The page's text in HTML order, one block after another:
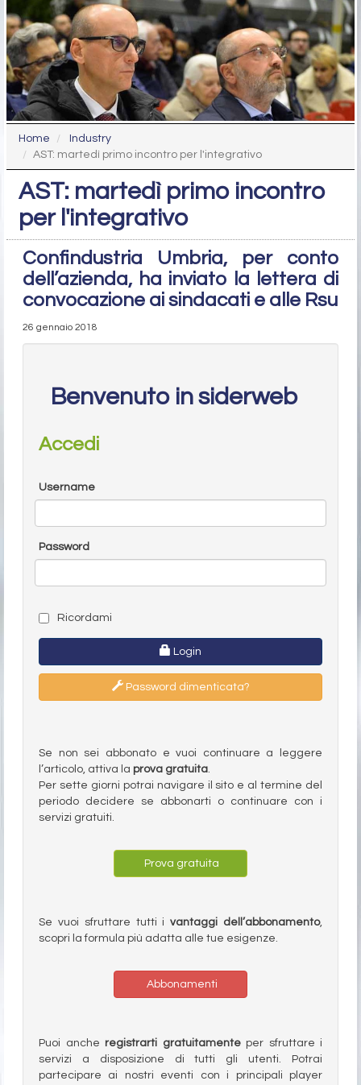
Home
Industry
AST: martedì primo incontro per l'integrativo
AST: martedì primo incontro
per l'integrativo
Confindustria Umbria, per conto
dell’azienda, ha inviato la lettera di
convocazione ai sindacati e alle Rsu
26 gennaio 2018
Benvenuto in siderweb
Accedi
Username
Password
Ricordami
Login
Password dimenticata?
Se non sei abbonato e vuoi continuare a leggere
l’articolo, attiva la prova gratuita.
Per sette giorni potrai navigare il sito e al termine del
periodo decidere se abbonarti o continuare con i
servizi gratuiti.
Prova gratuita
Se vuoi sfruttare tutti ivantaggi dell’abbonamento,
scopri la formula più adatta alle tue esigenze.
Abbonamenti
Puoi anche registrarti gratuitamenteper sfruttare i
servizi a disposizione di tutti gli utenti. Potrai
partecipare ai nostri eventi con i principali player